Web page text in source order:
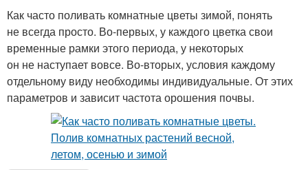
Как часто поливать комнатные цветы зимой, понять
не всегда просто. Во-первых, у каждого цветка свои
временные рамки этого периода, у некоторых
он не наступает вовсе. Во-вторых, условия каждому
отдельному виду необходимы индивидуальные. От этих
параметров и зависит частота орошения почвы.